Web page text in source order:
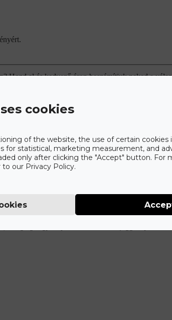
Hozd el és kedvező áron beszámítjuk neked a
végleges gyűrűpár ára a méretek függvényében
cookies
of the website, the use of certain cookies
for statistical, marketing measurement, and
only after clicking the "Accept" button. For
our Privacy Policy.